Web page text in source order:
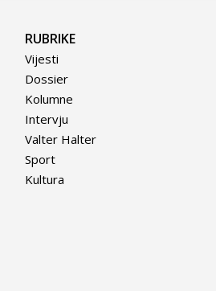
RUBRIKE
Vijesti
Dossier
Kolumne
Intervju
Valter Halter
Sport
Kultura